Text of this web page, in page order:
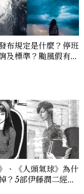
超過7
房間」、260 篇以上
文章，致力用專業視
兼具風格與實用的高
：ben布規定是什麼？停班
及標準？颱風假有薪
、《人頭氣球》為什
？5部伊藤潤二經典